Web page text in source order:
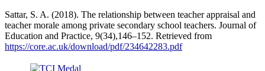
Sattar, S. A. (2018). The relationship between teacher appraisal and
teacher morale among private secondary school teachers. Journal of
Education and Practice, 9(34),146–152. Retrieved from
https://core.ac.uk/download/pdf/234642283.pdf